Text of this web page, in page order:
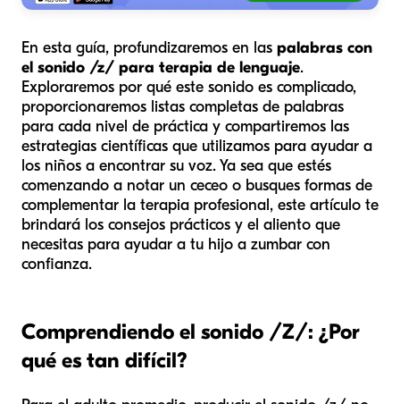
En esta guía, profundizaremos en las palabras con
el sonido /z/ para terapia de lenguaje.
Exploraremos por qué este sonido es complicado,
proporcionaremos listas completas de palabras
para cada nivel de práctica y compartiremos las
estrategias científicas que utilizamos para ayudar a
los niños a encontrar su voz. Ya sea que estés
comenzando a notar un ceceo o busques formas de
complementar la terapia profesional, este artículo te
brindará los consejos prácticos y el aliento que
necesitas para ayudar a tu hijo a zumbar con
confianza.
Comprendiendo el sonido /Z/: ¿Por
qué es tan difícil?